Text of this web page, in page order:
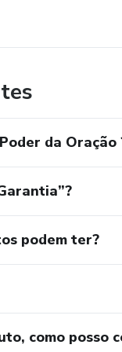
da Oração
podem ter?
como posso